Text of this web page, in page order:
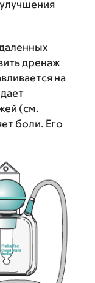
дренаж
на
(см.
боли. Его